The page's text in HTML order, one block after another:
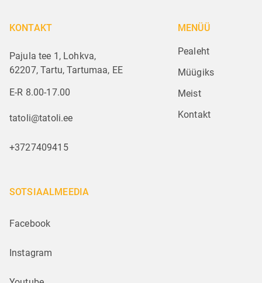
KONTAKT
Pajula tee 1, Lohkva,
62207, Tartu, Tartumaa, EE
E-R 8.00-17.00
tatoli@tatoli.ee
+3727409415
MENÜÜ
Pealeht
Müügiks
Meist
Kontakt
SOTSIAALMEEDIA
Facebook
Instagram